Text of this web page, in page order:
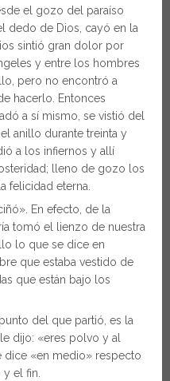
el gozo del paraíso
dedo de Dios, cayó en la
sintió gran dolor por
y entre los hombres
pero no encontró a
hacerlo. Entonces
a sí mismo, se vistió del
anillo durante treinta y
a los infiernos y allí
lleno de gozo los
felicidad eterna.
En efecto, de la
tomó el lienzo de nuestra
lo que se dice en
que estaba vestido de
que están bajo los
del que partió, es la
dijo: «eres polvo y al
dice «en medio» respecto
el fin.